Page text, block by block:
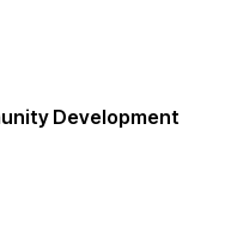
Development